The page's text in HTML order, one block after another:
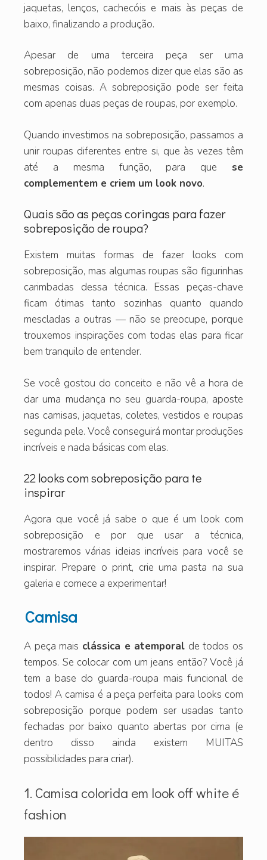
jaquetas, lenços, cachecóis e mais às peças de
baixo, finalizando a produção.
Apesar de uma terceira peça ser uma
sobreposição, não podemos dizer que elas são as
mesmas coisas. A sobreposição pode ser feita
com apenas duas peças de roupas, por exemplo.
Quando investimos na sobreposição, passamos a
unir roupas diferentes entre si, que às vezes têm
até a mesma função, para que se
complementem e criem um look novo.
Quais são as peças coringas para fazer
sobreposição de roupa?
Existem muitas formas de fazer looks com
sobreposição, mas algumas roupas são figurinhas
carimbadas dessa técnica. Essas peças-chave
ficam ótimas tanto sozinhas quanto quando
mescladas a outras — não se preocupe, porque
trouxemos inspirações com todas elas para ficar
bem tranquilo de entender.
Se você gostou do conceito e não vê a hora de
dar uma mudança no seu guarda-roupa, aposte
nas camisas, jaquetas, coletes, vestidos e roupas
segunda pele. Você conseguirá montar produções
incríveis e nada básicas com elas.
22 looks com sobreposição para te
inspirar
Agora que você já sabe o que é um look com
sobreposição e por que usar a técnica,
mostraremos várias ideias incríveis para você se
inspirar. Prepare o print, crie uma pasta na sua
galeria e comece a experimentar!
Camisa
A peça mais clássica e atemporal de todos os
tempos. Se colocar com um jeans então? Você já
tem a base do guarda-roupa mais funcional de
todos! A camisa é a peça perfeita para looks com
sobreposição porque podem ser usadas tanto
fechadas por baixo quanto abertas por cima (e
dentro disso ainda existem MUITAS
possibilidades para criar).
1. Camisa colorida em look off white é
fashion